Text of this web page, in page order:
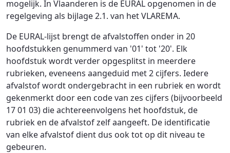
mogelijk. In Vlaanderen is de EURAL opgenomen in de
regelgeving als bijlage 2.1. van het VLAREMA.
De EURAL-lijst brengt de afvalstoffen onder in 20
hoofdstukken genummerd van '01' tot '20'. Elk
hoofdstuk wordt verder opgesplitst in meerdere
rubrieken, eveneens aangeduid met 2 cijfers. Iedere
afvalstof wordt ondergebracht in een rubriek en wordt
gekenmerkt door een code van zes cijfers (bijvoorbeeld
17 01 03) die achtereenvolgens het hoofdstuk, de
rubriek en de afvalstof zelf aangeeft. De identificatie
van elke afvalstof dient dus ook tot op dit niveau te
gebeuren.